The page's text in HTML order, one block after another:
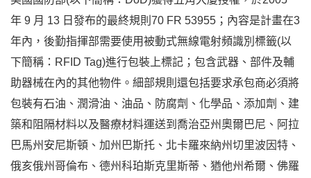
年 9 月 13 日發布的最終規則70 FR 53955；內容是計畫在3
年內，後勤指揮部需要使用被動式無線電射頻識別標籤(以
下簡稱：RFID Tag)進行包裝上標記；包含武器、部件及輔
助器械在內的其他物件。細部規則還包括要求承包商必須將
包裝有石油、潤滑油、油品、防腐劑、化學品、添加劑、建
築和阻隔材料以及醫療材料運送到喬治亞州奧爾巴尼、阿拉
巴馬州安尼斯頓、加州巴斯托、北卡羅來納州切里波因特、
俄亥俄州哥倫布、德州科珀斯克里斯蒂、猶他州希爾、佛羅